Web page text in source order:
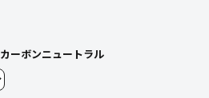
カーボンニュートラル